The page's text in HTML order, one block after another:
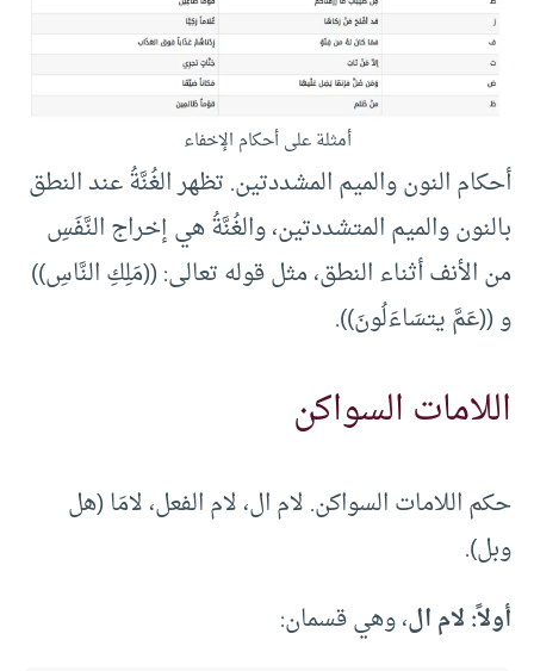
أمثلة على أحكام الإخفاء
أحكام النون والميم المشددتين. تظهر الغُنَّةُ عند النطق
بالنون والميم المتشددتين، والغُنَّةُ هي إخراج النَّفَسِ
من الأنف أثناء النطق، مثل قوله تعالى: ((مَلِكِ النَّاسِ))
و ((عَمَّ يتسَاءَلُونَ)).
اللامات السواكن
حكم اللامات السواكن. لام ال، لام الفعل، لامَا (هل
وبل).
أولاً: لام ال، وهي قسمان: